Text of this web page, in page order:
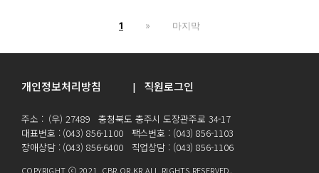
1 » 마지막
개인정보처리방침 | 직원로그인
주소 : (우) 27489 충청북도 충주시 도장관주로 34-17
대표번호 : (043) 856-1100 팩스번호 : (043) 856-1103
장애상담 : (043) 856-6400 직업상담 : (043) 856-1106
COPYRIGHT ⓒ 2021 CBR.OR.KR ALL RIGHTS RESERVED.